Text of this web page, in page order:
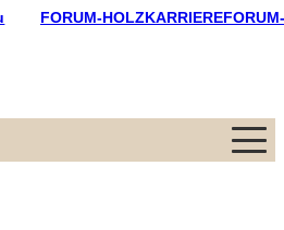
FORUM-HOLZKARRIERE
Menü